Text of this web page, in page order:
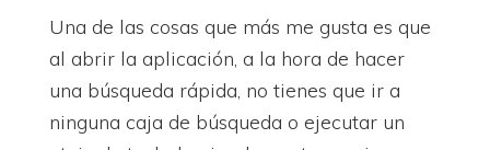
Una de las cosas que más me gusta es que
al abrir la aplicación, a la hora de hacer
una búsqueda rápida, no tienes que ir a
ninguna caja de búsqueda o ejecutar un